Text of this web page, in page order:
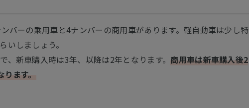
バーの乗用車と4ナンバーの商用車があります。軽自動車は少し特
いしましょう。
、新車購入時は3年、以降は2年となります。 商用車は新車購入後2
ます。